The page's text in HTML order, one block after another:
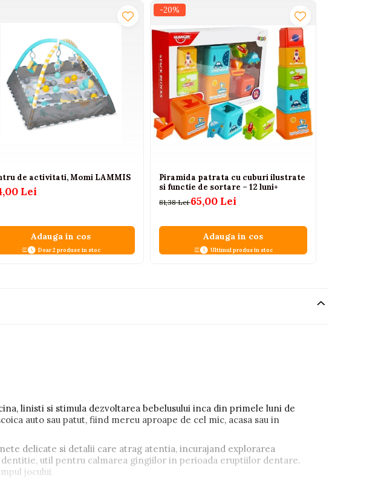
de activitati, Momi LAMMIS
Lei
Adauga in cos
Doar 2 produse in stoc
-20%
Piramida patrata cu cuburi ilustrate
si functie de sortare – 12 luni+
81,38 Lei65,00 Lei
Adauga in cos
Ultimul produs in stoc
linisti si stimula dezvoltarea bebelusului inca din primele luni de
auto sau patut, fiind mereu aproape de cel mic, acasa sau in
delicate si detalii care atrag atentia, incurajand explorarea
util pentru calmarea gingiilor in perioada eruptiilor dentare.
jocului.
si siguranta in utilizarea zilnica. Dimensiunea de 30 cm este